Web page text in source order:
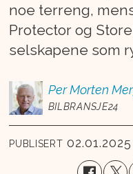
noe terreng,
Protector og
selskapene som
Per Morten
BILBRANSJE24
PUBLISERT